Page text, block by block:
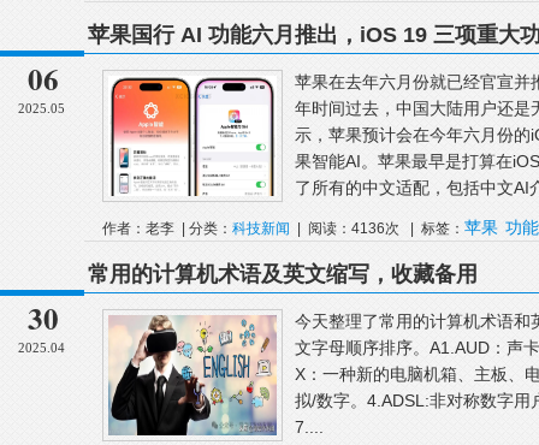
06
2025.05
苹果国行 AI 功能六月推出，iOS 19 三项重大
苹果在去年六月份就已经官宣并
年时间过去，中国大陆用户还
示，苹果预计会在今年六月份
果智能AI。苹果最早是打算在
了所有的中文适配，包括中文AI
作者：老李 | 分类： 科技新闻 | 阅读：4136次 | 标签： 苹果 功能
30
2025.04
常用的计算机术语及英文缩写，收藏备用
今天整理了常用的计算机术语
文字母顺序排序。A1.AUD：声
X：一种新的电脑机箱、主板、
拟/数字。4.ADSL:非对称数字
7....